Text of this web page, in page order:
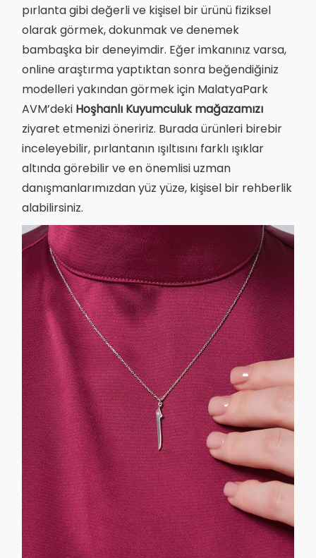
pırlanta gibi değerli ve kişisel bir ürünü fiziksel
olarak görmek, dokunmak ve denemek
bambaşka bir deneyimdir. Eğer imkanınız varsa,
online araştırma yaptıktan sonra beğendiğiniz
modelleri yakından görmek için MalatyaPark
AVM’deki Hoşhanlı Kuyumculuk mağazamızı
ziyaret etmenizi öneririz. Burada ürünleri birebir
inceleyebilir, pırlantanın ışıltısını farklı ışıklar
altında görebilir ve en önemlisi uzman
danışmanlarımızdan yüz yüze, kişisel bir rehberlik
alabilirsiniz.